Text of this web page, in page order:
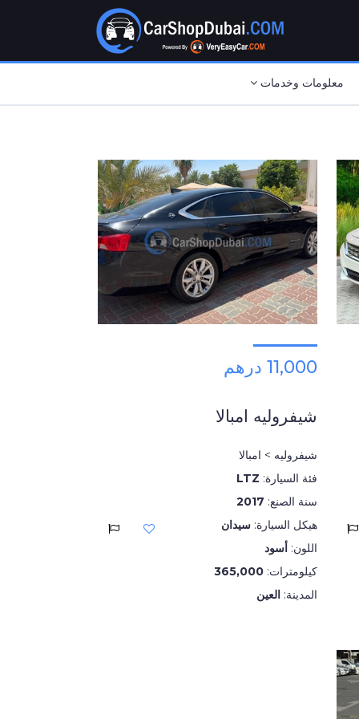
معلومات وخدمات
11,000 درهم
شيفروليه امبالا
شيفروليه > امبالا
فئة السيارة: LTZ
سنة الصنع: 2017
هيكل السيارة: سيدان
اللون: أسود
كيلومترات: 365,000
المدينة: العين